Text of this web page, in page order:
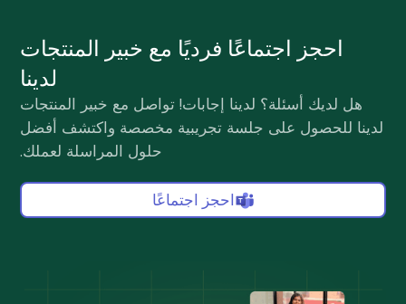
احجز اجتماعًا فرديًا مع خبير المنتجات
لدينا
هل لديك أسئلة؟ لدينا إجابات! تواصل مع خبير المنتجات
لدينا للحصول على جلسة تجريبية مخصصة واكتشف أفضل
حلول المراسلة لعملك.
احجز اجتماعًا